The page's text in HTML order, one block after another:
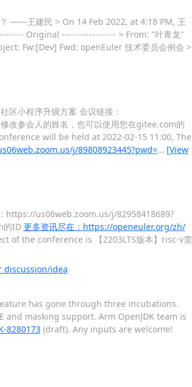
——王建民 > On 14 Feb 2022, at 4:18 PM, 王
Original ------------------ > From: "叶青龙"
Fw:[Dev] Fwd: openEuler 技术委员会例会 >
区小程序升级方案 会议链接：
改参会人的姓名，也可以使用您在gitee.com的
will be held at 2022-02-15 11:00, The
j/89808923445?pwd=… [View
https://us06web.zoom.us/j/82958418689?
的ID 更多资讯尽在：https://openeuler.org/zh/
of the conference is 【2203LTS版本】risc-v需
discussion/idea
has gone through three incubations.
masking support. Arm OpenJDK team is
8280173(draft). Any inputs are welcome!